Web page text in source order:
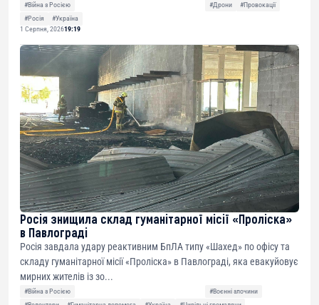
#Війна з Росією #Дрони
#Провокації
#Росія
#Україна
1 Серпня, 202619:19
Росія знищила склад гуманітарної місії «Проліска»
в Павлограді
Росія завдала удару реактивним БпЛА типу «Шахед» по офісу та
складу гуманітарної місії «Проліска» в Павлограді, яка евакуйовує
мирних жителів із зо...
#Війна з Росією
#Воєнні злочини